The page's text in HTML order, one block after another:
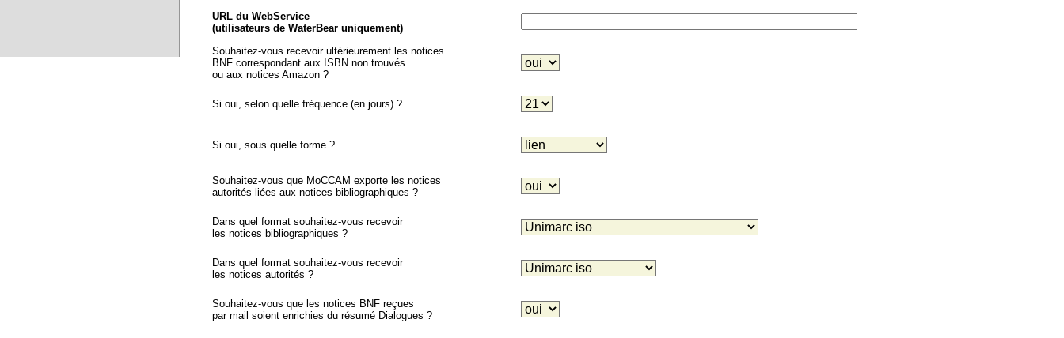
URL du WebService
(utilisateurs de WaterBear uniquement)
Souhaitez-vous recevoir ultérieurement les notices
BNF correspondant aux ISBN non trouvés
ou aux notices Amazon ?
Si oui, selon quelle fréquence (en jours) ?
Si oui, sous quelle forme ?
Souhaitez-vous que MoCCAM exporte les notices
autorités liées aux notices bibliographiques ?
Dans quel format souhaitez-vous recevoir
les notices bibliographiques ?
Dans quel format souhaitez-vous recevoir
les notices autorités ?
Souhaitez-vous que les notices BNF reçues
par mail soient enrichies du résumé Dialogues ?